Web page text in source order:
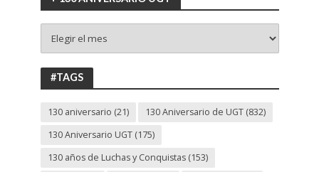
130
ANIVERSARIO
UGT
#TAGS
130 aniversario (21) 130 Aniversario de UGT(832)
130 Aniversario UGT(175)
130 años de Luchas y Conquistas(153)